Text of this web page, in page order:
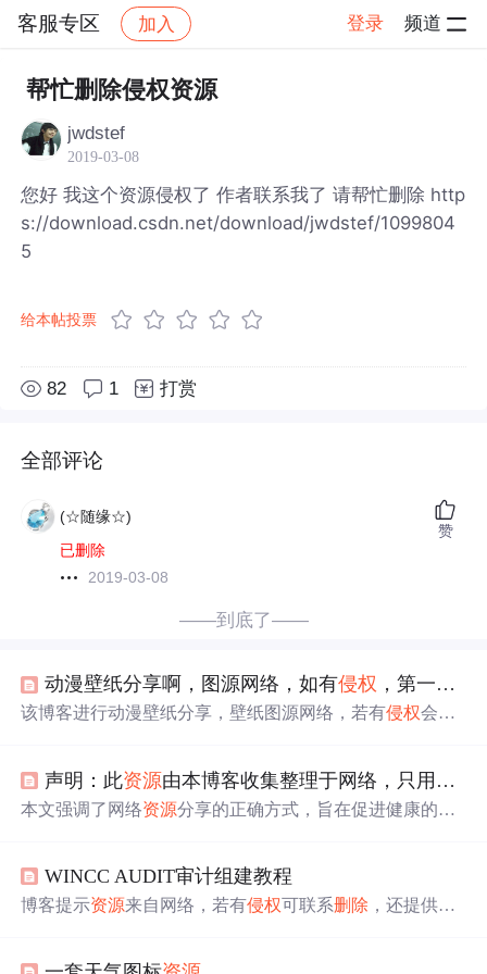
客服专区 加入 登录 频道
社区 客服专区 帖子详情
帮忙删除侵权资源
jwdstef
2019-03-08
您好 我这个资源侵权了 作者联系我了 请帮忙删除 http
s://download.csdn.net/download/jwdstef/1099804
5
给本帖投票
82 1 打赏
全部评论
(☆随缘☆)
已删除
2019-03-08
赞
——到底了——
动漫壁纸分享啊，图源网络，如有侵权 ，第一联系时间
该博客进行动漫壁纸分享，壁纸图源网络，若有侵权会第
声明：此资源由本博客收集整理于网络，只用于交流学习，请勿用作它途。如有
本文强调了网络资源分享的正确方式，旨在促进健康的信
WINCC AUDIT审计组建教程
博客提示资源来自网络，若有侵权可联系删除 ，还提供点